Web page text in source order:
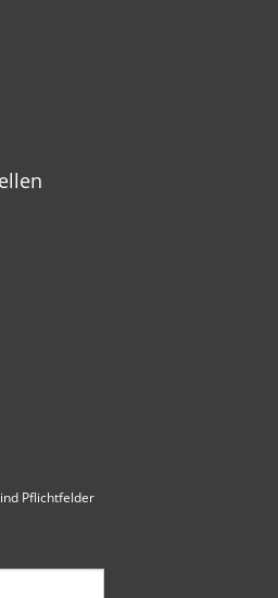
Pflichtfelder